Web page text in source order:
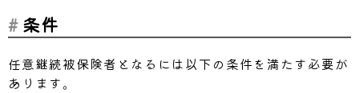
条件
任意継続被保険者となるには以下の条件を満たす必要が
あります。